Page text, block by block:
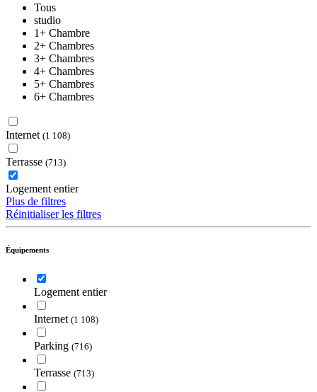
Tous
studio
1+ Chambre
2+ Chambres
3+ Chambres
4+ Chambres
5+ Chambres
6+ Chambres
Internet (1 108)
Terrasse (713)
Logement entier
Plus de filtres
Réinitialiser les filtres
Équipements
Logement entier
Internet (1 108)
Parking (716)
Terrasse (713)